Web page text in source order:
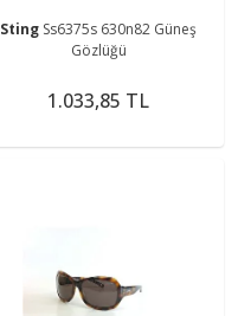
Sting Ss6375s 630n82 Güneş
Gözlüğü
1.033,85 TL